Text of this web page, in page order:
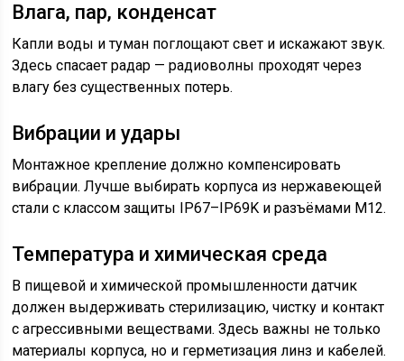
Влага, пар, конденсат
Капли воды и туман поглощают свет и искажают звук.
Здесь спасает радар — радиоволны проходят через
влагу без существенных потерь.
Вибрации и удары
Монтажное крепление должно компенсировать
вибрации. Лучше выбирать корпуса из нержавеющей
стали с классом защиты IP67–IP69K и разъёмами M12.
Температура и химическая среда
В пищевой и химической промышленности датчик
должен выдерживать стерилизацию, чистку и контакт
с агрессивными веществами. Здесь важны не только
материалы корпуса, но и герметизация линз и кабелей.